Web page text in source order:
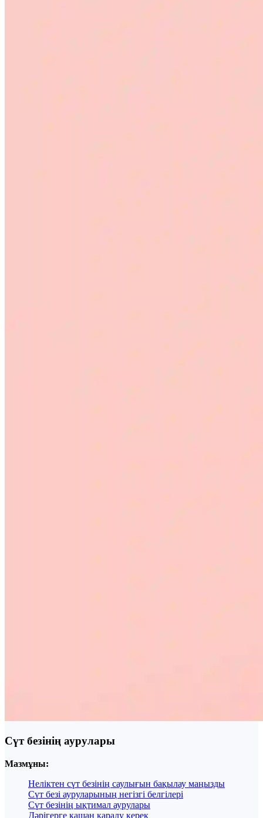
Сүт безінің аурулары
Мазмұны:
Неліктен сүт безінің саулығын бақылау маңызды
Сүт безі ауруларының негізгі белгілері
Сүт безінің ықтимал аурулары
Дәрігерге қашан қаралу керек